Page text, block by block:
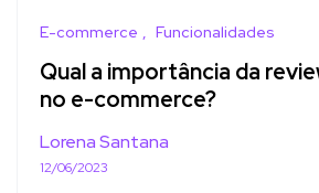
E-commerce Funcionalidades
Qual a importância da
no e-commerce?
Lorena Santana
12/06/2023